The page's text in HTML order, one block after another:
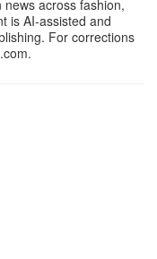
viel zu
across fashion,
is AI-assisted and
For corrections